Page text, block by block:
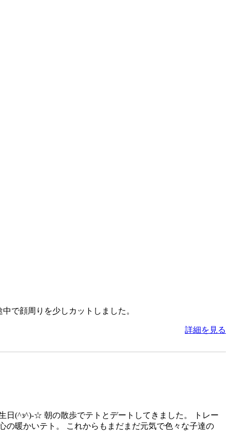
中で顔周りを少しカットしました。
詳細を見る
日(^з^)-☆ 朝の散歩でテトとデートしてきました。 トレー
の暖かいテト。 これからもまだまだ元気で色々な子達の